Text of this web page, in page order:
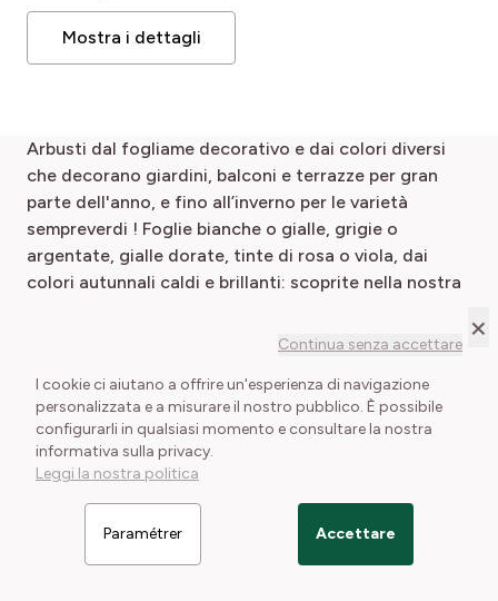
×
Continua senza accettare
I cookie ci aiutano a offrire un'esperienza di navigazione
personalizzata e a misurare il nostro pubblico. È possibile
configurarli in qualsiasi momento e consultare la nostra
informativa sulla privacy.
Leggi la nostra politica
Paramétrer Accettare
Filtrer les articles
Mostra i dettagli
Arbusti dal fogliame decorativo e dai colori diversi
che decorano giardini, balconi e terrazze per gran
parte dell'anno, e fino all’inverno per le varietà
sempreverdi ! Foglie bianche o gialle, grigie o
argentate, gialle dorate, tinte di rosa o viola, dai
colori autunnali caldi e brillanti: scoprite nella nostra
comporre aiuole, bordure e siepi.
Gli arbusti a fogliame decorativo costituiscono la
struttura vegetale del vostro giardino, terrazza o
balcone. Alcuni arbusti ornamentali hanno anche una
spettacolare fioritura! È il caso ad esempio della
weigelia 'Alexandra'con foglie viola e fiori rosa, del
caroypteris GOOD AS GOLD ®
con fogliame giallo
intenso e fiori blu-viola, o dell'
arancio del Messico
(Choisya)con le sue aromatiche foglie sempreverdi e i